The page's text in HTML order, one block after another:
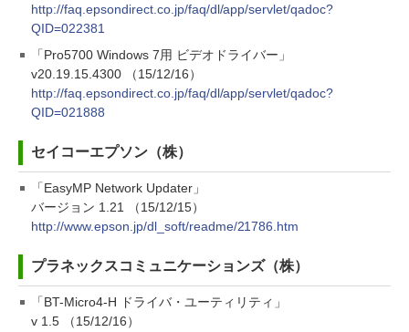
http://faq.epsondirect.co.jp/faq/dl/app/servlet/qadoc?
QID=022381
「Pro5700 Windows 7用 ビデオドライバー」
v20.19.15.4300 （15/12/16）
http://faq.epsondirect.co.jp/faq/dl/app/servlet/qadoc?
QID=021888
セイコーエプソン（株）
「EasyMP Network Updater」
バージョン 1.21 （15/12/15）
http://www.epson.jp/dl_soft/readme/21786.htm
プラネックスコミュニケーションズ（株）
「BT-Micro4-H ドライバ・ユーティリティ」
v 1.5 （15/12/16）